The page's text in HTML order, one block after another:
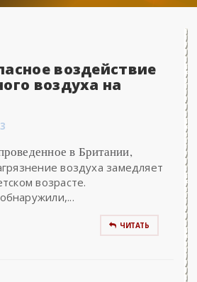
воздействие
воздуха на
в Британии,
воздуха замедляет
возрасте.
ЧИТАТЬ